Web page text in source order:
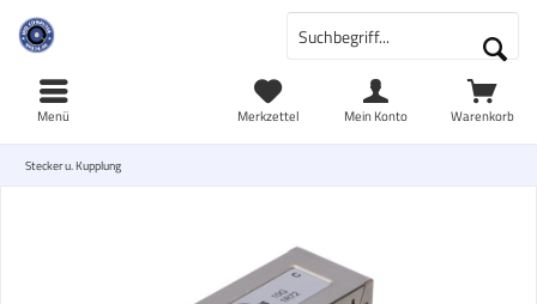
Warenkorb
Merkzettel Mein Konto
Menü
Stecker u. Kupplung